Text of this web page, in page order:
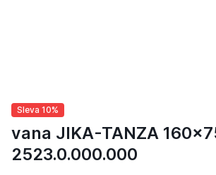
Sleva 10%
vana JIKA-TANZA
2523.0.000.000